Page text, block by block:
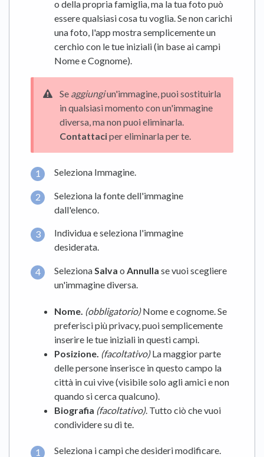
o della propria famiglia, ma la tua foto può
essere qualsiasi cosa tu voglia. Se non carichi
una foto, l'app mostra semplicemente un
cerchio con le tue iniziali (in base ai campi
Nome e Cognome).
Se aggiungiun'immagine, puoi sostituirla
in qualsiasi momento con un'immagine
diversa, ma non puoi eliminarla.
Contattaciper eliminarla per te.
Seleziona Immagine.
Seleziona la fonte dell'immagine
dall'elenco.
Individua e seleziona l'immagine
desiderata.
SelezionaSalva o Annulla se vuoi scegliere
un'immagine diversa.
Nome. (obbligatorio)Nome e cognome. Se
preferisci più privacy, puoi semplicemente
inserire le tue iniziali in questi campi.
Posizione. (facoltativo)La maggior parte
delle persone inserisce in questo campo la
città in cui vive (visibile solo agli amici e non
quando si cerca qualcuno).
Biografia (facoltativo). Tutto ciò che vuoi
condividere su di te.
Seleziona i campi che desideri modificare.